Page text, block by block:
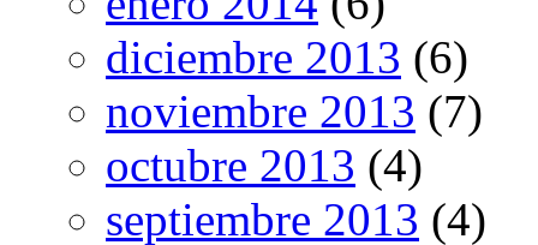
diciembre 2013 (6)
noviembre 2013 (7)
octubre 2013 (4)
septiembre 2013 (4)